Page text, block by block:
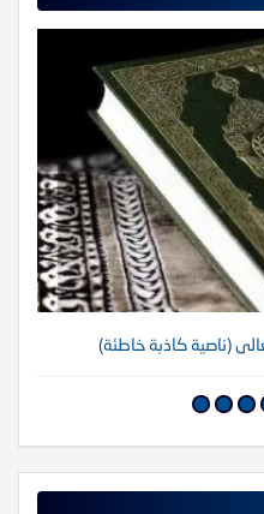
(ناصية كاذبة خاطئة)